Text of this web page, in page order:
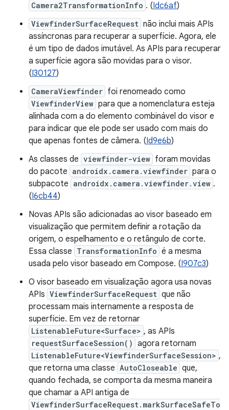
Camera2TransformationInfo . (Idc6af)
ViewfinderSurfaceRequest não inclui mais APIs
assíncronas para recuperar a superfície. Agora, ele
é um tipo de dados imutável. As APIs para recuperar
a superfície agora são movidas para o visor.
(I30127)
CameraViewfinder foi renomeado como
ViewfinderView para que a nomenclatura esteja
alinhada com a do elemento combinável do visor e
para indicar que ele pode ser usado com mais do
que apenas fontes de câmera. (Id9e6b)
As classes de viewfinder-view foram movidas
do pacote androidx.camera.viewfinder para o
subpacote androidx.camera.viewfinder.view .
(I6cb44)
Novas APIs são adicionadas ao visor baseado em
visualização que permitem definir a rotação da
origem, o espelhamento e o retângulo de corte.
Essa classe TransformationInfo é a mesma
usada pelo visor baseado em Compose. (I907c3)
O visor baseado em visualização agora usa novas
APIs ViewfinderSurfaceRequest que não
processam mais internamente a resposta de
superfície. Em vez de retornar
ListenableFuture<Surface> , as APIs
requestSurfaceSession() agora retornam
ListenableFuture<ViewfinderSurfaceSession> ,
que retorna uma classe AutoCloseable que,
quando fechada, se comporta da mesma maneira
que chamar a API antiga de
ViewfinderSurfaceRequest.markSurfaceSafeTo